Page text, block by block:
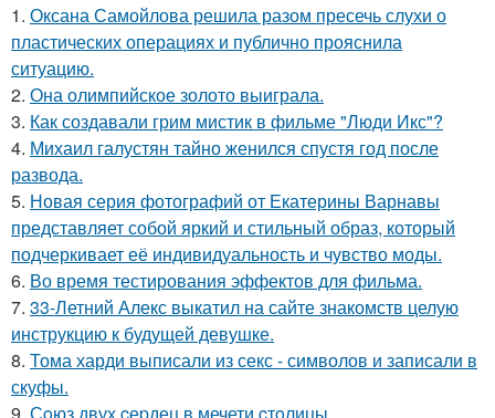
1. Оксана Самойлова решила разом пресечь слухи о
пластических операциях и публично прояснила
ситуацию.
2. Она олимпийское золото выиграла.
3. Как создавали грим мистик в фильме "Люди Икс"?
4. Михаил галустян тайно женился спустя год после
развода.
5. Новая серия фотографий от Екатерины Варнавы
представляет собой яркий и стильный образ, который
подчеркивает её индивидуальность и чувство моды.
6. Во время тестирования эффектов для фильма.
7. 33-Летний Алекс выкатил на сайте знакомств целую
инструкцию к будущей девушке.
8. Тома харди выписали из секс - символов и записали в
скуфы.